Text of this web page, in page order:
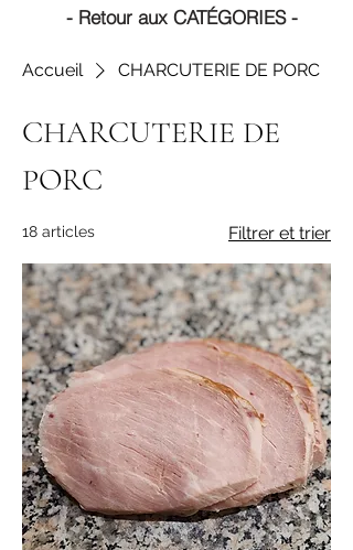
- Retour aux CATÉGORIES -
Accueil CHARCUTERIE DE PORC
CHARCUTERIE DE
PORC
18 articles Filtrer et trier